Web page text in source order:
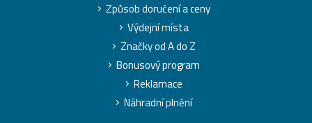
Způsob doručení a ceny
Výdejní místa
Značky od A do Z
Bonusový program
Reklamace
Náhradní plnění